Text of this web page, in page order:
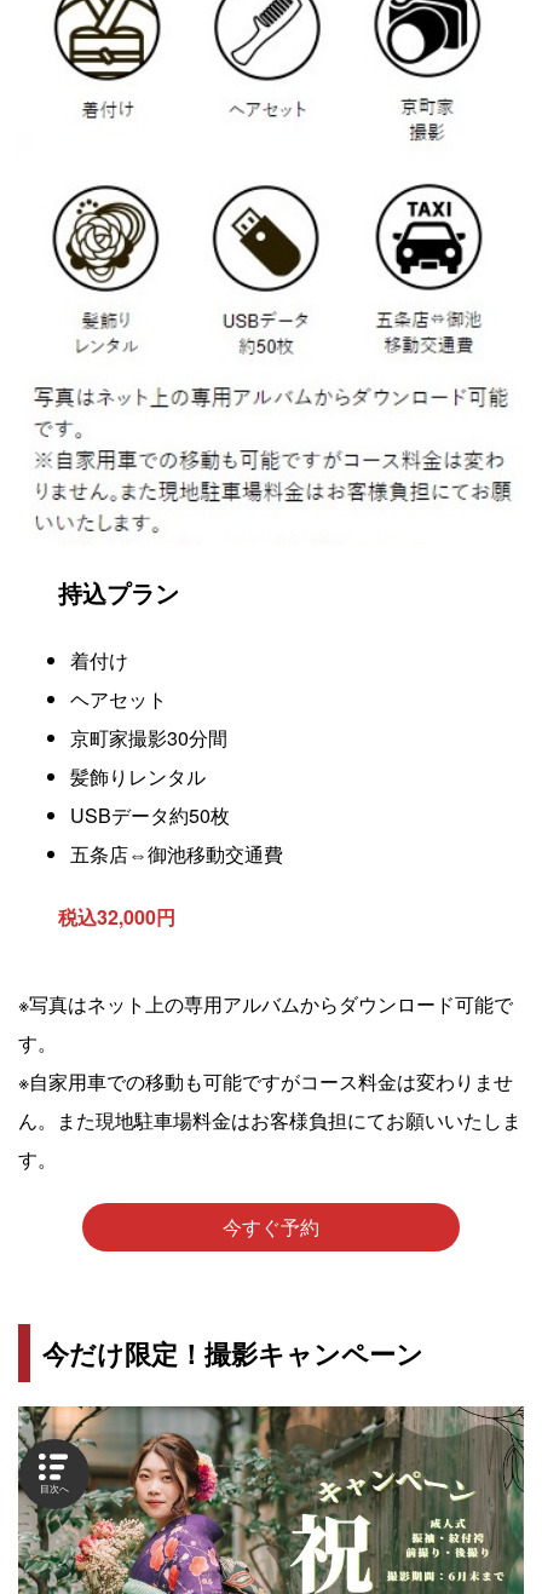
持込プラン
着付け
ヘアセット
京町家撮影30分間
髪飾りレンタル
USBデータ約50枚
五条店⇔御池移動交通費
税込32,000円
※写真はネット上の専用アルバムからダウンロード可能で
す。
※自家用車での移動も可能ですがコース料金は変わりませ
ん。また現地駐車場料金はお客様負担にてお願いいたしま
す。
今すぐ予約
今だけ限定！撮影キャンペーン
目次へ